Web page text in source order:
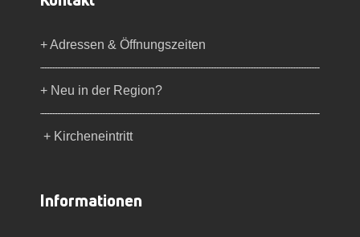
+ Adressen & Öffnungszeiten
+ Neu in der Region?
+ Kircheneintritt
Informationen